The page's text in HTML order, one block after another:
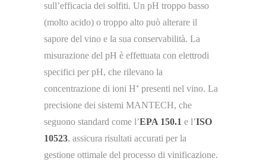
sull’efficacia dei solfiti. Un pH troppo basso
(molto acido) o troppo alto può alterare il
sapore del vino e la sua conservabilità. La
misurazione del pH è effettuata con elettrodi
specifici per pH, che rilevano la
concentrazione di ioni H⁺ presenti nel vino. La
precisione dei sistemi MANTECH, che
seguono standard come l’EPA 150.1 e l’ISO
10523, assicura risultati accurati per la
gestione ottimale del processo di vinificazione​.